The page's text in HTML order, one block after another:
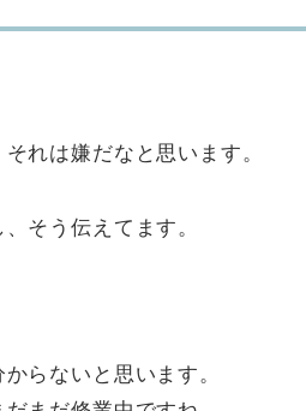
れは嫌だなと思います。
そう伝えてます。
らないと思います。